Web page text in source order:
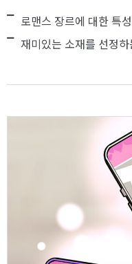
로맨스 장르에 대한 특
재미있는 소재를 선정하